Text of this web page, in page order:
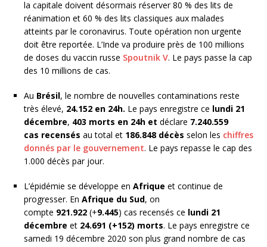
la capitale doivent désormais réserver 80 % des lits de
réanimation et 60 % des lits classiques aux malades
atteints par le coronavirus. Toute opération non urgente
doit être reportée. L’Inde va produire près de 100 millions
de doses du vaccin russe Spoutnik V. Le pays passe la cap
des 10 millions de cas.
Au Brésil, le nombre de nouvelles contaminations reste
très élevé, 24.152 en 24h. Le pays enregistre ce lundi 21
décembre, 403 morts en 24h et déclare 7.240.559
cas recensés au total et 186.848 décès selon les chiffres
donnés par le gouvernement. Le pays repasse le cap des
1.000 décès par jour.
L’épidémie se développe en Afrique et continue de
progresser. En Afrique du Sud, on
compte 921.922 (+9.445) cas recensés ce lundi 21
décembre et 24.691 (+152) morts. Le pays enregistre ce
samedi 19 décembre 2020 son plus grand nombre de cas